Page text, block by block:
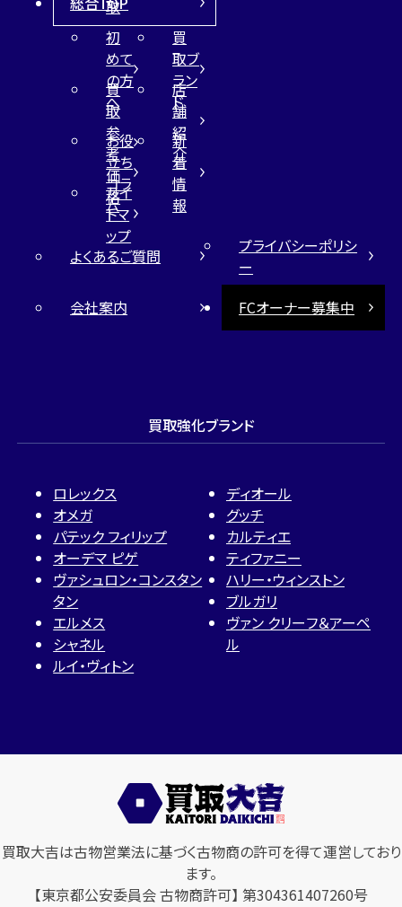
取
初
めて
の方
へ
買
取ブ
ラン
ド
買
取
参
考
価
格
店
舗
紹
介
お役
立ち
コラ
ム
新
着
情
報
サイ
トマ
ップ
よくあるご質問
プライバシーポリシ
ー
会社案内
FCオーナー募集中
買取強化ブランド
ロレックス
オメガ
パテック フィリップ
オーデマ ピゲ
ヴァシュロン・コンスタン
タン
エルメス
シャネル
ルイ・ヴィトン
ディオール
グッチ
カルティエ
ティファニー
ハリー・ウィンストン
ブルガリ
ヴァン クリーフ＆アーペ
ル
買取大吉は古物営業法に基づく古物商の許可を得て運営しており
ます。
【東京都公安委員会 古物商許可】 第304361407260号